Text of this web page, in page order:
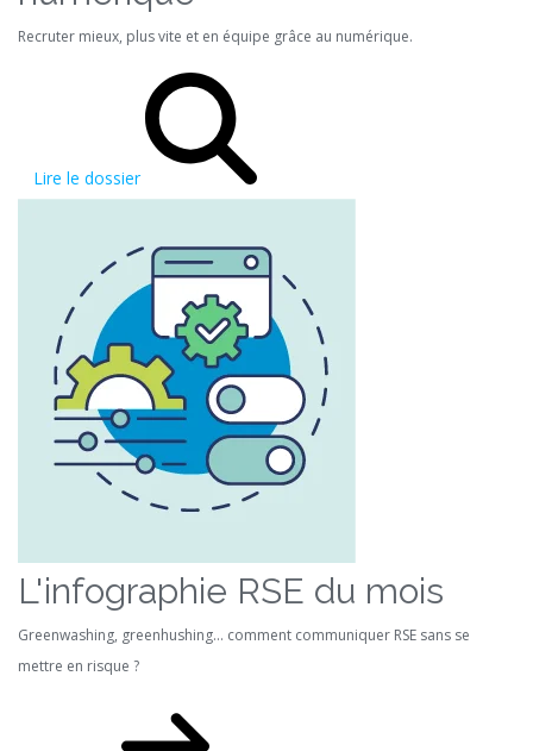
Recruter mieux, plus vite et en équipe grâce au numérique.
Lire le dossier
L'infographie RSE du mois
Greenwashing, greenhushing… comment communiquer RSE sans se
mettre en risque ?